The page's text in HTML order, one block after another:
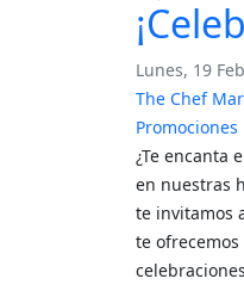
Lunes, 19
The Chef
Promociones
¿Te encanta
en nuestras
te invitamos
te